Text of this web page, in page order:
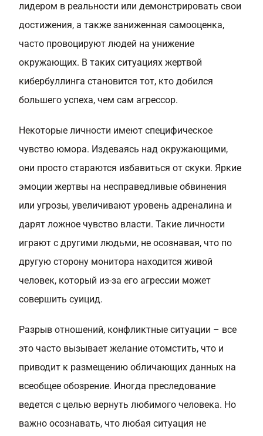
лидером в реальности или демонстрировать свои
достижения, а также заниженная самооценка,
часто провоцируют людей на унижение
окружающих. В таких ситуациях жертвой
кибербуллинга становится тот, кто добился
большего успеха, чем сам агрессор.
Некоторые личности имеют специфическое
чувство юмора. Издеваясь над окружающими,
они просто стараются избавиться от скуки. Яркие
эмоции жертвы на несправедливые обвинения
или угрозы, увеличивают уровень адреналина и
дарят ложное чувство власти. Такие личности
играют с другими людьми, не осознавая, что по
другую сторону монитора находится живой
человек, который из-за его агрессии может
совершить суицид.
Разрыв отношений, конфликтные ситуации – все
это часто вызывает желание отомстить, что и
приводит к размещению обличающих данных на
всеобщее обозрение. Иногда преследование
ведется с целью вернуть любимого человека. Но
важно осознавать, что любая ситуация не